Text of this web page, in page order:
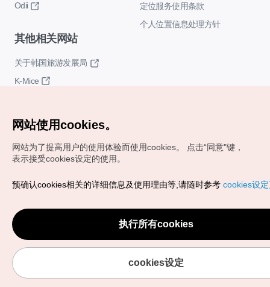
Odii
定位服务使用条款
个人位置信息处理方针
其他相关网站
关于韩国旅游发展局
K-Mice
Copyrights (c) 韩国旅游发展局版权所有
VISITKOREA官方邮箱
chnsim@knto.or.kr
网站使用cookies。
网站为了提高用户的使用体验而使用cookies。
点击“同意"键，
表示接受cookies设定的使用。
预确认cookies相关的详细信息及使用理由等,请随时参考 cookies设
执行所有cookies
cookies设定